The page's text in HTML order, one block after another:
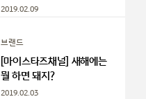
2019.02.09
브랜드
[마이스타즈채널] 새해에는
뭘 하면 돼지?
2019.02.03